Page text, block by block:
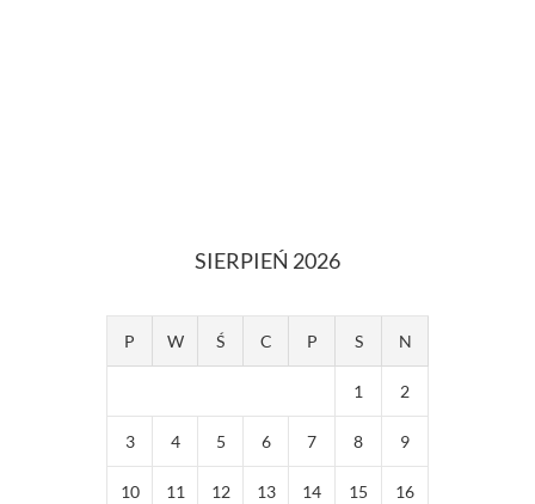
SIERPIEŃ 2026
P W Ś C P S N
1 2
3 4 5 6 7 8 9
10 11 12 13 14 15 16